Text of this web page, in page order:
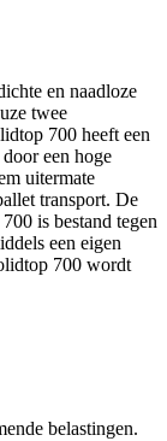
en naadloze
twee
700 heeft een
een hoge
uitermate
transport. De
is bestand tegen
een eigen
700 wordt
belastingen.